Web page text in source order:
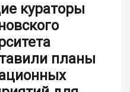
кураторы
планы